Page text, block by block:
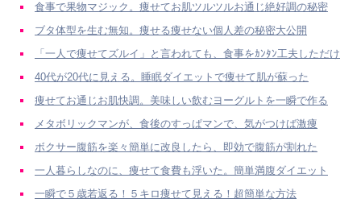
食事で果物マジック。痩せてお肌ツルツルお通じ絶好調の秘密
ブタ体型を生む無知。痩せる痩せない個人差の秘密大公開
「一人で痩せてズルイ」と言われても、食事をｶﾝﾀﾝ工夫しただけ
40代が20代に見える。睡眠ダイエットで痩せて肌が蘇った
痩せてお通じお肌快調。美味しい飲むヨーグルトを一瞬で作る
メタボリックマンが、食後のすっぱマンで、気がつけば激痩
ボクサー腹筋を楽々簡単に改良したら、即効で腹筋が割れた
一人暮らしなのに、痩せて食費も浮いた。簡単満腹ダイエット
一瞬で５歳若返る！５キロ痩せて見える！超簡単な方法